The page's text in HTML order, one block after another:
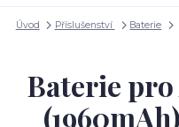
Úvod Příslušenství Baterie
Baterie pro